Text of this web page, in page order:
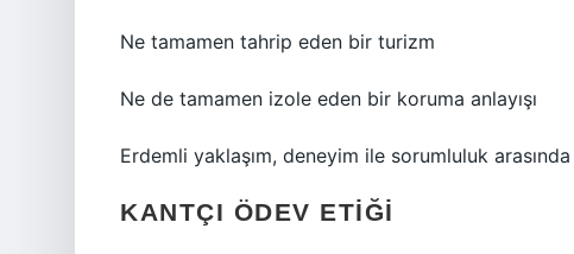
Ne tamamen tahrip eden bir turizm
Ne de tamamen izole eden bir koruma anlayışı
Erdemli yaklaşım, deneyim ile sorumluluk
KANTÇI ÖDEV ETIĞI